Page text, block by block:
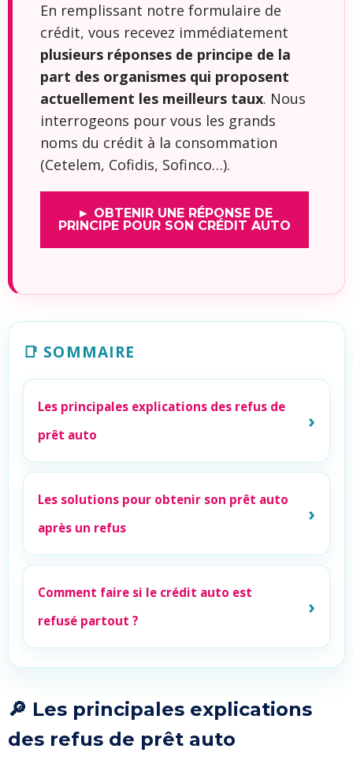
En remplissant notre formulaire de
crédit, vous recevez immédiatement
plusieurs réponses de principe de la
part des organismes qui proposent
actuellement les meilleurs taux. Nous
interrogeons pour vous les grands
noms du crédit à la consommation
(Cetelem, Cofidis, Sofinco…).
► OBTENIR UNE RÉPONSE DE
PRINCIPE POUR SON CRÉDIT AUTO
📑 SOMMAIRE
Les principales explications des refus de
prêt auto
Les solutions pour obtenir son prêt auto
après un refus
Comment faire si le crédit auto est
refusé partout ?
🔎 Les principales explications
des refus de prêt auto